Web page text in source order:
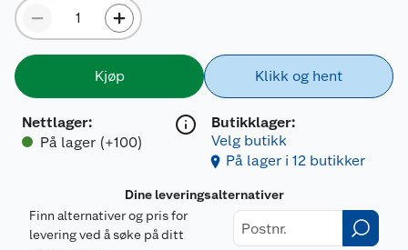
Kjøp
Nettlager:
På lager (+100)
Klikk og hent
Butikklager:
Velg butikk
På lager i 12 butikker
Dine leveringsalternativer
Finn alternativer og pris for
levering ved å søke på ditt